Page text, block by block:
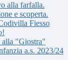
alla farfalla.
e scoperta.
Fiesso
"Giostra"
a.s. 2023/24